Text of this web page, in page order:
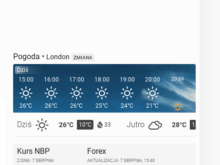
Pogoda • London ZMIANA
Dziś
15:00
26°C
Dziś 26°C 10°C 33 Jutro 28°C 11°C
16:00
26°C
17:00
26°C
18:00
25°C
19:00
24°C
20:00
21°C
20:39 21:00
Kurs NBP
Z DNIA: 7 SIERPNIA
Forex
AKTUALIZACJA: 7 SIERPNIA, 15:40